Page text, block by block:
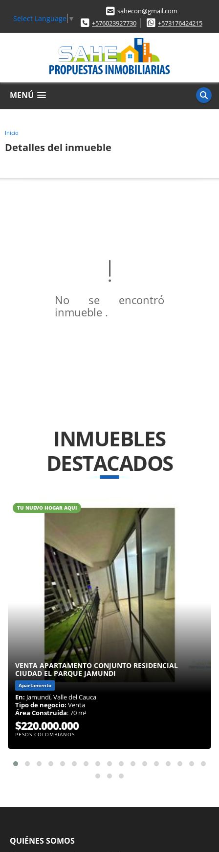
Select Language ▼
sahecon@gmail.com
+576023927730
+573176424215
MENÚ
Inicio
Detalles del inmueble
No se encontró
inmueble .
INMUEBLES
DESTACADOS
TU NUEVO HOGAR AQUI
VENTA APARTAMENTO CONJUNTO RESIDENCIAL
CIUDAD EL PARQUE JAMUNDI
Apartamento
En: Jamundí, Valle del Cauca
Tipo de negocio: Venta
Área Construida: 70 m²
$220.000.000
PESOS COLOMBIANOS
QUIÉNES SOMOS